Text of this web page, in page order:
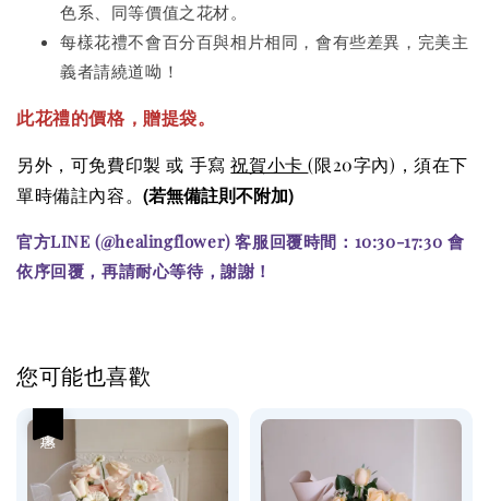
色系、同等價值之花材。
每樣花禮不會百分百與相片相同，會有些差異，完美主
義者請繞道呦！
此花禮的價格 ，贈提袋。
另外，可免費印製 或 手寫祝賀小卡(限20字內) ，須在下
單時備註內容。(若無備註則不附加)
官方LINE (@healingflower) 客服回覆時間：10:30-17:30 會
依序回覆，再請耐心等待，謝謝！
您可能也喜歡